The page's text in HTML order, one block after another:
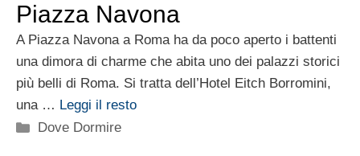
Piazza Navona
A Piazza Navona a Roma ha da poco aperto i battenti
una dimora di charme che abita uno dei palazzi storici
più belli di Roma. Si tratta dell’Hotel Eitch Borromini,
una … Leggi il resto
Categorie
Dove Dormire